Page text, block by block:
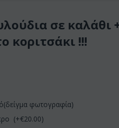
σε καλάθι
κοριτσάκι !!!
φωτογραφία)
(+€20.00)